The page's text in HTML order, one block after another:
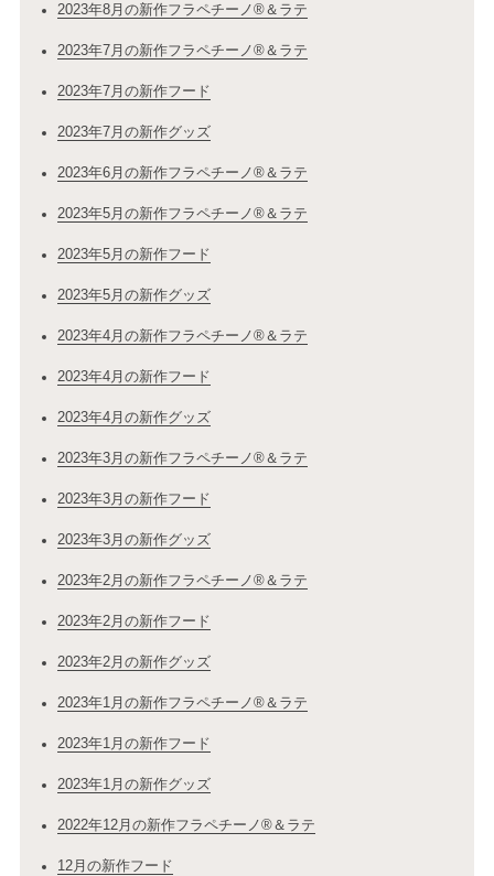
2023年8月の新作フラペチーノ®＆ラテ
2023年7月の新作フラペチーノ®＆ラテ
2023年7月の新作フード
2023年7月の新作グッズ
2023年6月の新作フラペチーノ®＆ラテ
2023年5月の新作フラペチーノ®＆ラテ
2023年5月の新作フード
2023年5月の新作グッズ
2023年4月の新作フラペチーノ®＆ラテ
2023年4月の新作フード
2023年4月の新作グッズ
2023年3月の新作フラペチーノ®＆ラテ
2023年3月の新作フード
2023年3月の新作グッズ
2023年2月の新作フラペチーノ®＆ラテ
2023年2月の新作フード
2023年2月の新作グッズ
2023年1月の新作フラペチーノ®＆ラテ
2023年1月の新作フード
2023年1月の新作グッズ
2022年12月の新作フラペチーノ®＆ラテ
12月の新作フード